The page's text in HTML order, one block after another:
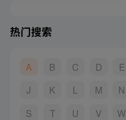
热门搜索
A B C D E
J
K L M N
S
T U V W